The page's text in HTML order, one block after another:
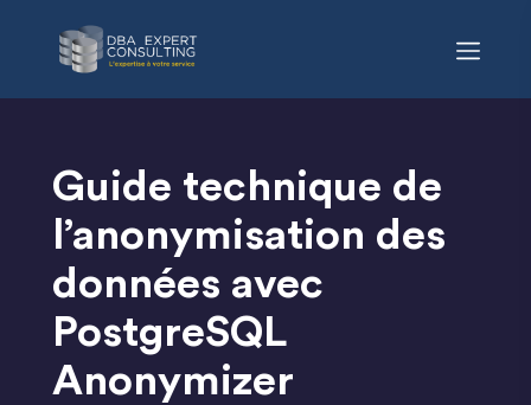
content
Guide technique de
l’anonymisation des
données avec
PostgreSQL
Anonymizer